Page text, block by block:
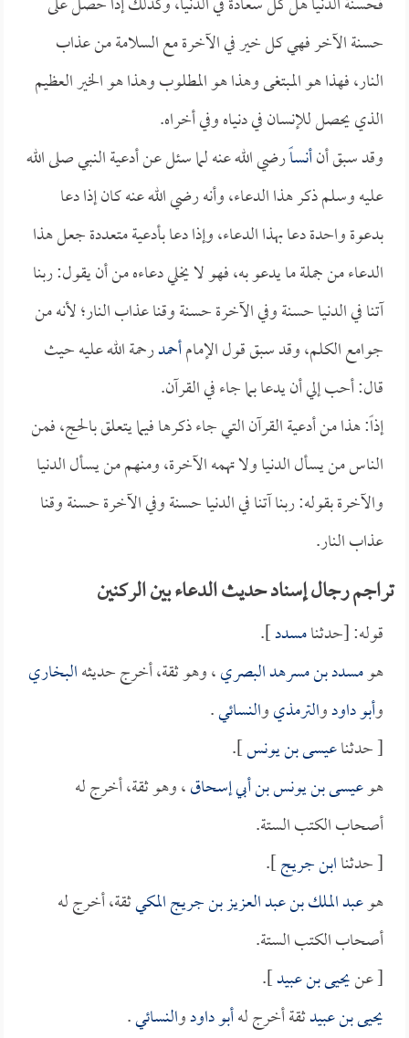
حسنة الآخر فهي كل خير في الآخرة مع السلامة من عذاب
النار، فهذا هو المبتغى وهذا هو المطلوب وهذا هو الخير العظيم
الذي يحصل للإنسان في دنياه وفي أخراه.
وقد سبق أنأنساًرضي الله عنه لما سئل عن أدعية النبي صلى الله
عليه وسلم ذكر هذا الدعاء، وأنه رضي الله عنه كان إذا دعا
بدعوة واحدة دعا بهذا الدعاء، وإذا دعا بأدعية متعددة جعل هذا
الدعاء من جملة ما يدعو به، فهو لا يخلي دعاءه من أن يقول: ربنا
آتنا في الدنيا حسنة وفي الآخرة حسنة وقنا عذاب النار؛ لأنه من
جوامع الكلم، وقد سبق قول الإمامأحمدرحمة الله عليه حيث
قال: أحب إلي أن يدعا بما جاء في القرآن.
إذاً: هذا من أدعية القرآن التي جاء ذكرها فيما يتعلق بالحج، فمن
الناس من يسأل الدنيا ولا تهمه الآخرة، ومنهم من يسأل الدنيا
والآخرة بقوله: ربنا آتنا في الدنيا حسنة وفي الآخرة حسنة وقنا
عذاب النار.
تراجم رجال إسناد حديث الدعاء بين الركنين
قوله: [حدثنامسدد].
هومسدد بن مسرهد البصري، وهو ثقة، أخرج حديثهالبخاري
وأبو داودوالترمذيوالنسائي.
[ حدثناعيسى بن يونس].
هوعيسى بن يونس بن أبي إسحاق، وهو ثقة، أخرج له
أصحاب الكتب الستة.
[ حدثناابن جريج].
هوعبد الملك بن عبد العزيز بن جريج المكيثقة، أخرج له
أصحاب الكتب الستة.
[ عنيحيى بن عبيد].
يحيى بن عبيدثقة أخرج لهأبو داودوالنسائي.